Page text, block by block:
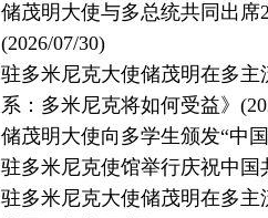
储茂明大使与多总统共同出席
(2026/07/30)
驻多米尼克大使储茂明在多
系：多米尼克将如何受益》
储茂明大使向多学生颁发“中
驻多米尼克使馆举行庆祝中
驻多米尼克大使储茂明在多